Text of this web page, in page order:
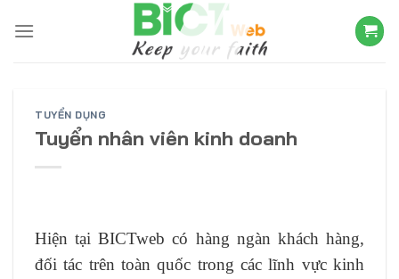
TUYỂN DỤNG
Tuyển nhân viên kinh doanh
Hiện tại BICTweb có hàng ngàn khách hàng,
đối tác trên toàn quốc trong các lĩnh vực kinh